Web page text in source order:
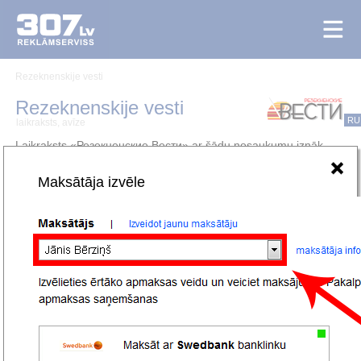
Rezeknenskije vesti
RU
Rezeknenskije vesti
laikraksts, avīze
Laikraksts «Резекненские Вести» ar šādu nosaukumu iznāk
kopš 1992.gada, bet ar dažādiem nosaukumiem iepriekš nāk pie
lasītājiem jau kopš 1944.gada. Periodiskums - 3 x nedēļā
latviešu un krievu valodās. Iznākšanas dienas: otrdiena,
pilsētā, novadā, reģionā, valstī. Avīze, ko lasa
Īrijā,Anglijā.Abonētākā reģionālā avīze Latvijā.
Laikraksta «Rēzeknes Vēstis» (RU) pakalpojumu cenas
norādītas ar PVN.
Iesniegt sludinājumu
Ievietot reklāmas baneri
Maksātāja izvēle